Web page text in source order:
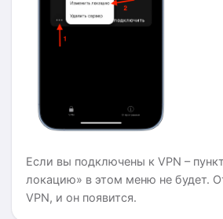
Если вы подключены к VPN –
локацию» в этом меню не будет.
VPN, и он появится.